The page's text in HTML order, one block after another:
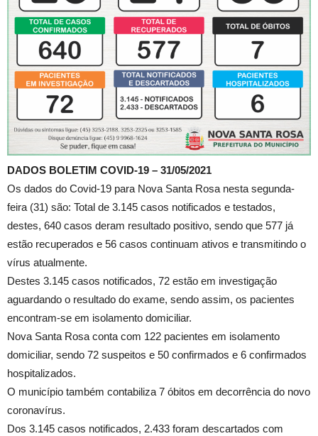
DADOS BOLETIM COVID-19 – 31/05/2021
Os dados do Covid-19 para Nova Santa Rosa nesta segunda-
feira (31) são: Total de 3.145 casos notificados e testados,
destes, 640 casos deram resultado positivo, sendo que 577 já
estão recuperados e 56 casos continuam ativos e transmitindo o
vírus atualmente.
Destes 3.145 casos notificados, 72 estão em investigação
aguardando o resultado do exame, sendo assim, os pacientes
encontram-se em isolamento domiciliar.
Nova Santa Rosa conta com 122 pacientes em isolamento
domiciliar, sendo 72 suspeitos e 50 confirmados e 6 confirmados
hospitalizados.
O município também contabiliza 7 óbitos em decorrência do novo
coronavírus.
Dos 3.145 casos notificados, 2.433 foram descartados com